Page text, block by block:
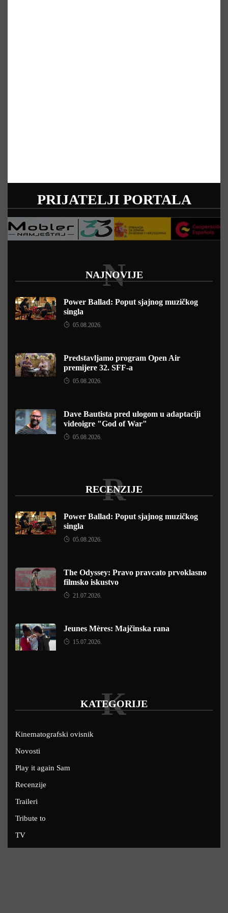
PRIJATELJI PORTALA
NAJNOVIJE
N
Power Ballad: Poput sjajnog muzičkog
singla
05.08.2026.
Predstavljamo program Open Air
premijere 32. SFF-a
05.08.2026.
Dave Bautista pred ulogom u adaptaciji
videoigre "God of War"
05.08.2026.
RECENZIJE
R
Power Ballad: Poput sjajnog muzičkog
singla
05.08.2026.
The Odyssey: Pravo pravcato prvoklasno
filmsko iskustvo
21.07.2026.
Jeunes Mères: Majčinska rana
15.07.2026.
KATEGORIJE
K
Kinematografski ovisnik
Novosti
Play it again Sam
Recenzije
Traileri
Tribute to
TV